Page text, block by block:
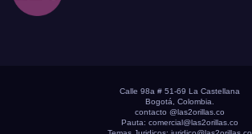
Calle 98a # 51-69 La Castellana
Bogotá, Colombia.
contacto @las2orillas.co
Pauta: comercial@las2orillas.co